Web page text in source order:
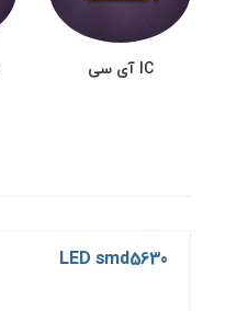
IC آی سی
LED smd5630